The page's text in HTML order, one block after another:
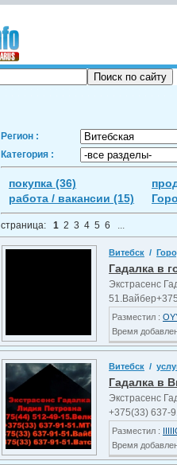
Регион :
Категория :
покупка (36)
работа / вакансии (15)
страница: 1 2 3 4 5 6 ...
Витебск /
Гадалка в
Экстрасенс
Разместил :
Время
Витебск /
Гадалка в
Экстрасенс
+375(33) 637-
Разместил :
Время